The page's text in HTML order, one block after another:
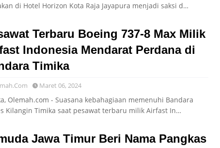
di Hotel Horizon Kota Raja Jayapura menjadi saksi d…
Terbaru Boeing 737-8 Max Milik
Indonesia Mendarat Perdana di
Timika
Maret 06, 2024
Olemah.com - Suasana kebahagiaan memenuhi Bandara
Kilangin Timika saat pesawat terbaru milik Airfast In…
Jawa Timur Beri Nama Pangkas